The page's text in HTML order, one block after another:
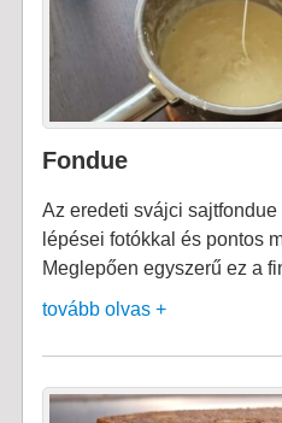
Fondue
Az eredeti svájci
lépései fotókkal és pontos
Meglepően egyszerű ez a
tovább olvas +